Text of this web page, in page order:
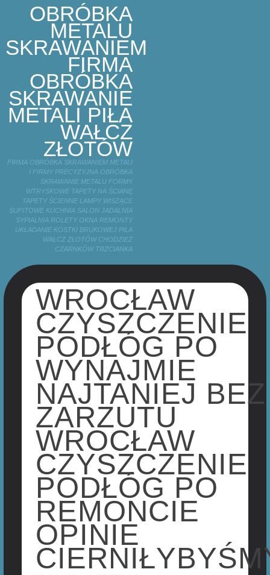
OBRÓBKA
METALU
SKRAWANIEM
FIRMA
OBRÓBKA
SKRAWANIE
METALI PIŁA
WAŁCZ
ZŁOTÓW
FIRMA OBRÓBKA SKRAWANIEM METALI
I FIRMY PRECYZYJNA OBRÓBKA
SKRAWANIE METALU FORMY
WTRYSKOWE TAPETY NA ŚCIANĘ
TAPETY ŚCIENNE LAMPY WISZĄCE
SUFITOWE KUCHNIA SALON JADALNIA
SYPIALNIA ROLETY OKNA REMONTY
UKŁADANIE KOSTKI BRUKOWEJ PIŁA
WAŁCZ ZŁOTÓW CHODZIEŻ
CZARNKÓW TRZCIANKA
WROCŁAW
CZYSZCZENIE
PODŁÓG PO
WYNAJMIE
NAJTANIEJ BEZ
ZARZUTU
WROCŁAW
CZYSZCZENIE
PODŁÓG PO
REMONCIE
OPINIE